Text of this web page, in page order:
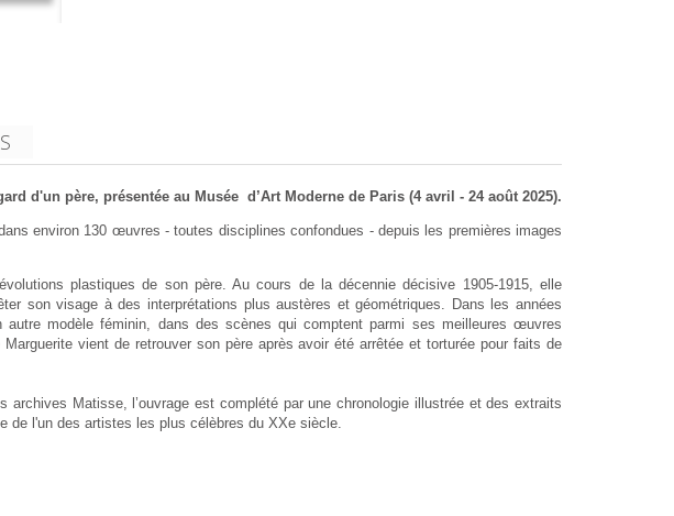
d'un père, présentée au Musée d’Art Moderne de Paris (4 avril - 24 août 2025).
environ 130 œuvres - toutes disciplines confondues - depuis les premières images
plastiques de son père. Au cours de la décennie décisive 1905-1915, elle
son visage à des interprétations plus austères et géométriques. Dans les années
autre modèle féminin, dans des scènes qui comptent parmi ses meilleures œuvres
vient de retrouver son père après avoir été arrêtée et torturée pour faits de
archives Matisse, l’ouvrage est complété par une chronologie illustrée et des extraits
de l'un des artistes les plus célèbres du XXe siècle.